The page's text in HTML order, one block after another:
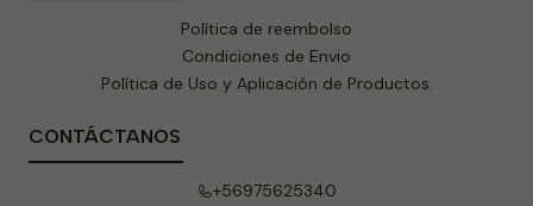
Política de reembolso
Condiciones de Envio
Política de Uso y Aplicación de Productos.
CONTÁCTANOS
+56975625340